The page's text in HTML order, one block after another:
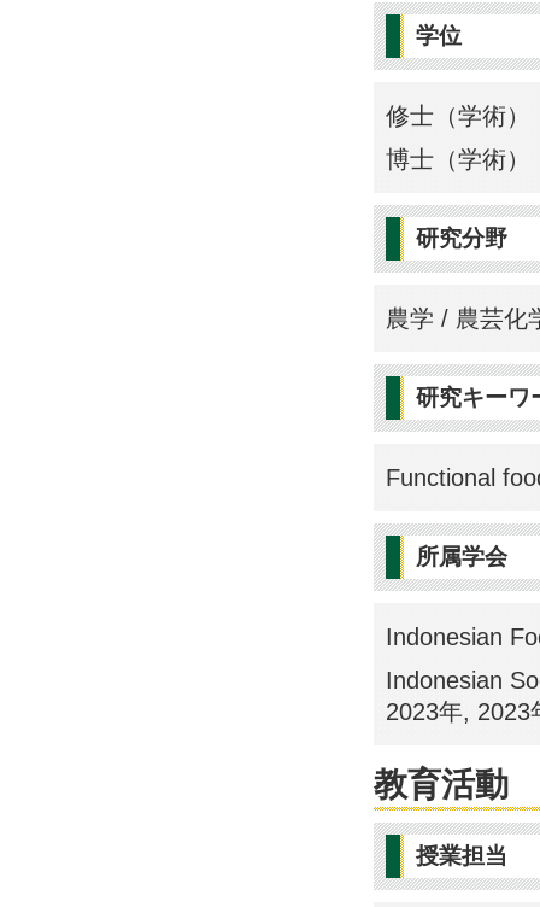
学位
修士（学術
博士（学術
研究分野
農学 / 農芸化
研究キーワ
Functional
所属学会
Indonesian
Indonesian
2023年, 2023
教育活動
授業担当